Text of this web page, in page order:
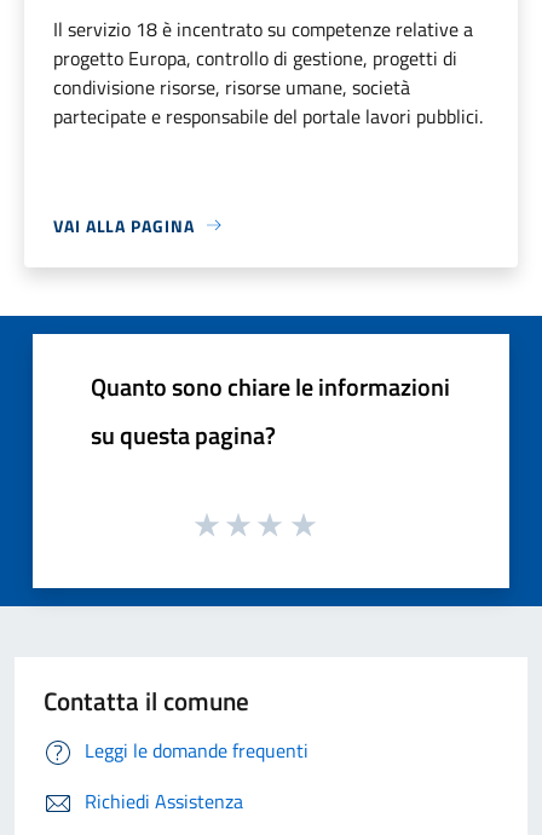
Il servizio 18 è incentrato su competenze relative a
progetto Europa, controllo di gestione, progetti di
condivisione risorse, risorse umane, società
partecipate e responsabile del portale lavori pubblici.
VAI ALLA PAGINA
Quanto sono chiare le informazioni
su questa pagina?
Contatta il comune
Leggi le domande frequenti
Richiedi Assistenza